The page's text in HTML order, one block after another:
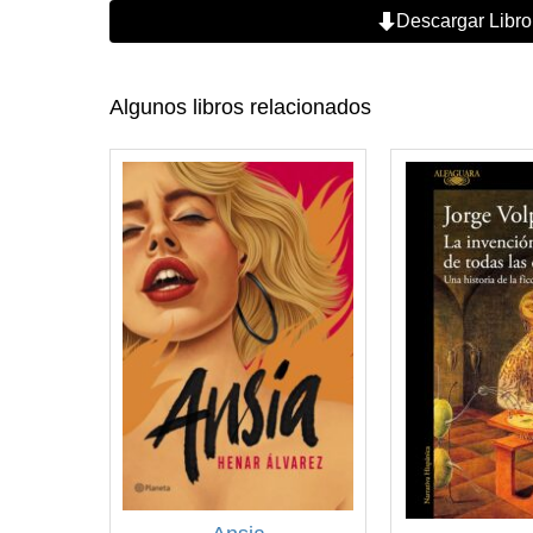
Descargar Libro
Algunos libros relacionados